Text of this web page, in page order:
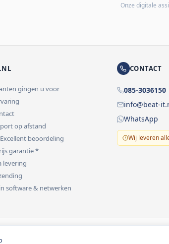
Onze digitale
gingen u voor
op afstand
beoordeling
garantie *
levering
software & netwerken
CONTACT
085-3036150
info@beat-
WhatsApp
Wij leveren